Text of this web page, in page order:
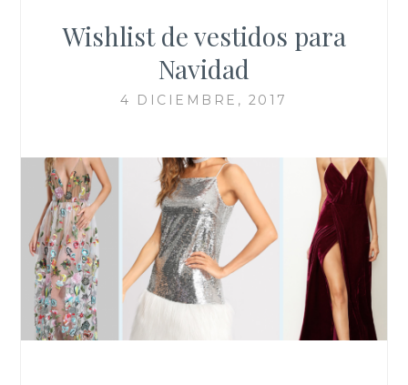
Wishlist de vestidos para
Navidad
4 DICIEMBRE, 2017